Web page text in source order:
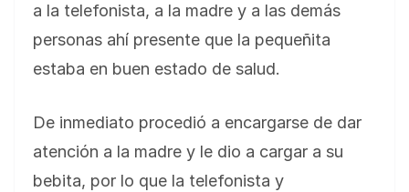
a la telefonista, a la madre y a las demás
personas ahí presente que la pequeñita
estaba en buen estado de salud.
De inmediato procedió a encargarse de dar
atención a la madre y le dio a cargar a su
bebita, por lo que la telefonista y